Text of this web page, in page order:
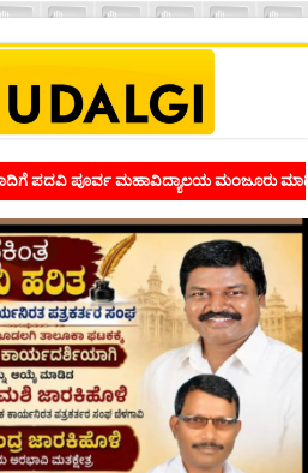
ಕವಿಗೋಷ್ಠಿಯ ಸಂಭ್ರಮ ಭಾವನೆಗಳನ್ನು ಕಟ್ಟಿಕೊಡುವ